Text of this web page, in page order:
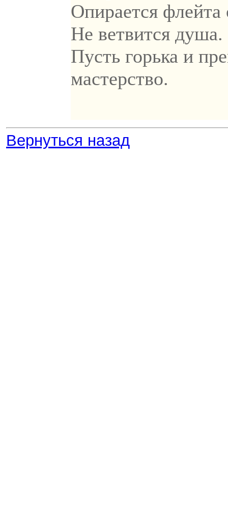
Опирается
Не ветвится
Пусть горька и
мастерство.
Вернуться назад